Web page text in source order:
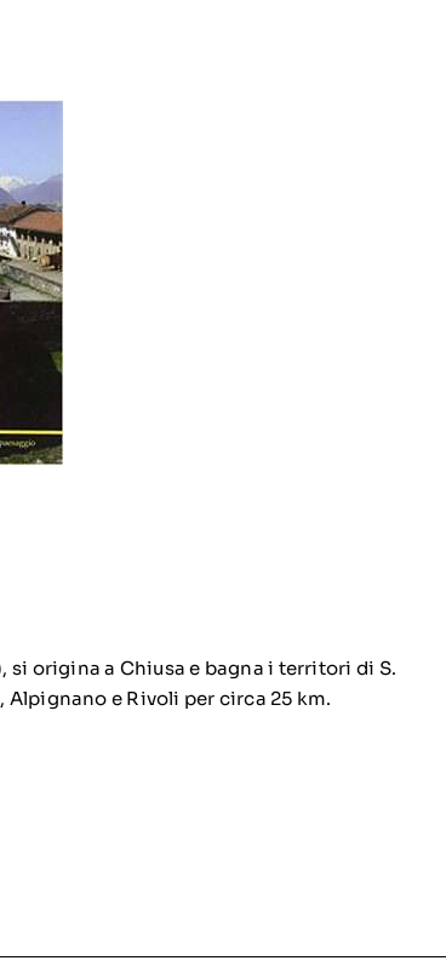
si origina a Chiusa e bagna i territori di S.
e Rivoli per circa 25 km.